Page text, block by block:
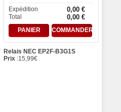
Expédition
0,00 €
Total 0,00 €
PANIER COMMANDER
Relais NEC EP2F-B3G1S
Prix :15,99€